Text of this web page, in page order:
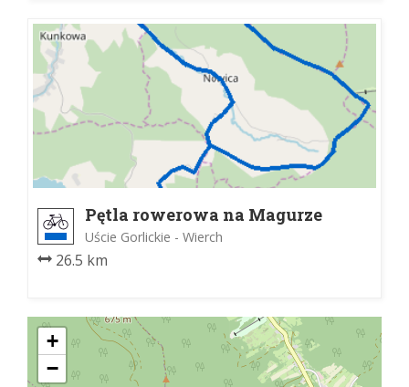
Pętla rowerowa na Magurze
Małastowskiej
Uście Gorlickie - Wierch
26.5 km
+
−